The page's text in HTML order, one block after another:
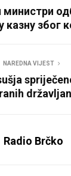
казну због
NAREDNA VIJEST
Radio Brčko